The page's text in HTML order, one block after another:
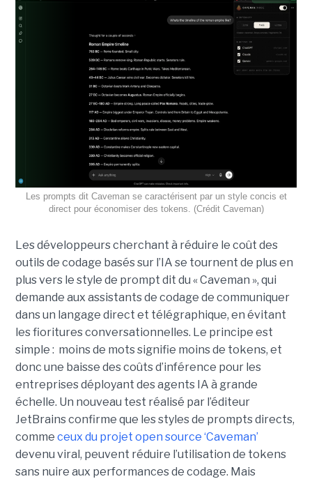
Les prompts dit Caveman se caractérisent par un style concis et
direct pour économiser des tokens. (Crédit Caveman)
Les développeurs cherchant à réduire le coût des
outils de codage basés sur l’IA se tournent de plus en
plus vers le style de prompt dit du « Caveman », qui
demande aux assistants de codage de communiquer
dans un langage direct et télégraphique, en évitant
les fioritures conversationnelles. Le principe est
simple : moins de mots signifie moins de tokens, et
donc une baisse des coûts d’inférence pour les
entreprises déployant des agents IA à grande
échelle. Un nouveau test réalisé par l’éditeur
JetBrains confirme que les styles de prompts directs,
comme ceux du projet open source ‘Caveman’
devenu viral, peuvent réduire l’utilisation de tokens
sans nuire aux performances de codage. Mais